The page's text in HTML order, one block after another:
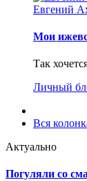
Евгений
Мои
Так
Личный
Вся
Актуально
Погуляли со